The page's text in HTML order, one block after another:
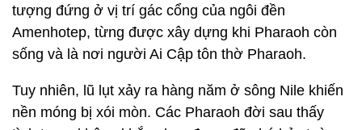
tượng đứng ở vị trí gác cổng của ngôi đền
Amenhotep, từng được xây dựng khi Pharaoh còn
sống và là nơi người Ai Cập tôn thờ Pharaoh.
Tuy nhiên, lũ lụt xảy ra hàng năm ở sông Nile khiến
nền móng bị xói mòn. Các Pharaoh đời sau thấy